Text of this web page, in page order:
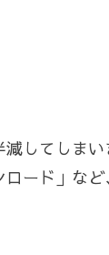
してしまい
ード」な